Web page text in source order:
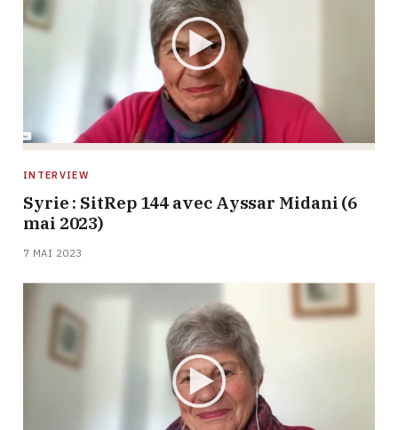
INTERVIEW
Syrie : SitRep 144 avec Ayssar Midani (6
mai 2023)
7 MAI 2023